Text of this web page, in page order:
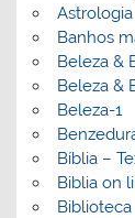
Astrologia
Banhos
Beleza &
Beleza &
Beleza-1
Bíblia –
Biblia on
Biblioteca